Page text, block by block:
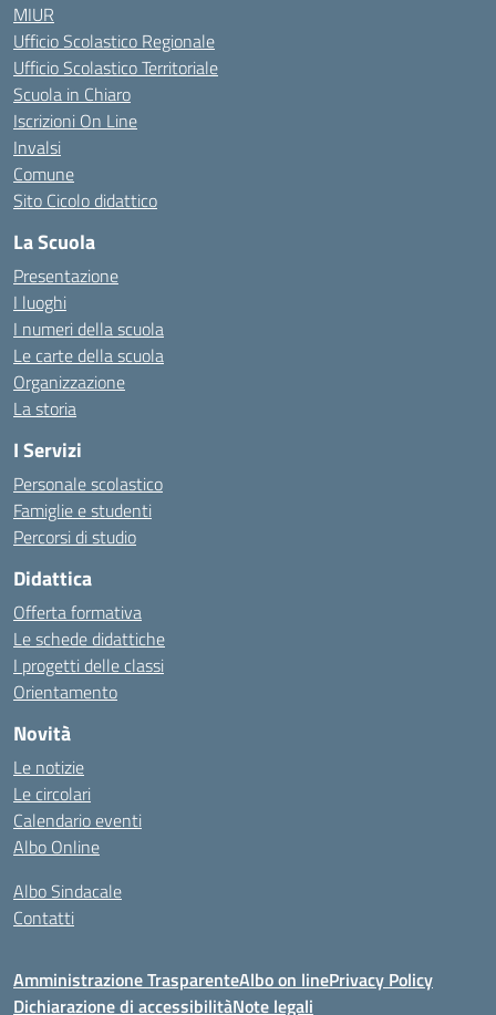
MIUR
Ufficio Scolastico Regionale
Ufficio Scolastico Territoriale
Scuola in Chiaro
Iscrizioni On Line
Invalsi
Comune
Sito Cicolo didattico
La Scuola
Presentazione
I luoghi
I numeri della scuola
Le carte della scuola
Organizzazione
La storia
I Servizi
Personale scolastico
Famiglie e studenti
Percorsi di studio
Didattica
Offerta formativa
Le schede didattiche
I progetti delle classi
Orientamento
Novità
Le notizie
Le circolari
Calendario eventi
Albo Online
Albo Sindacale
Contatti
Amministrazione TrasparenteAlbo on linePrivacy Policy
Dichiarazione di accessibilitàNote legali